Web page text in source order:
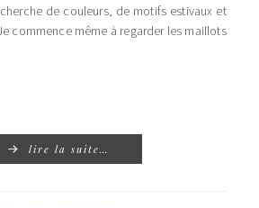
de couleurs, de motifs estivaux et
commence même à regarder les maillots
lire la suite…